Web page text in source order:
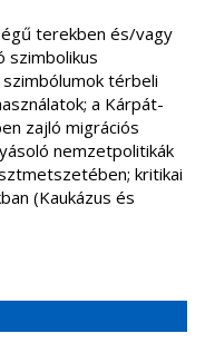
terekben és/vagy
szimbolikus
térbeli
a Kárpát-
zajló migrációs
nemzetpolitikák
kritikai
(Kaukázus és